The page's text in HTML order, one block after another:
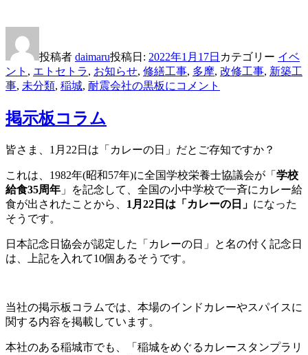
投稿者 daimaru投稿日: 2022年1月17日 カテゴリー イベ
ント , エトセトラ, お知らせ, 修繕工事, 多摩, 改修工事, 新築工
事, 未分類, 稲城, 耐震会社の黒板にコメント
掲示板コラム
皆さま、1月22日は「カレーの日」だとご存知ですか？
これは、1982年(昭和57年)に全国学校栄養士協議会が「 学校
給食35周年 」を記念して、全国の小中学校で一斉にカレー給
食が出されたことから、 1月22日は「カレーの日」 になった
そうです。
日本記念日協会が認定した「カレーの日」と名の付く記念日
は、上記を入れて10個あるそうです。
当社の掲示板コラムでは、本場のインドカレーやスパイスに
関する内容を掲載しています。
本社のある稲城市でも、「稲城をめぐるカレースタンプラリ